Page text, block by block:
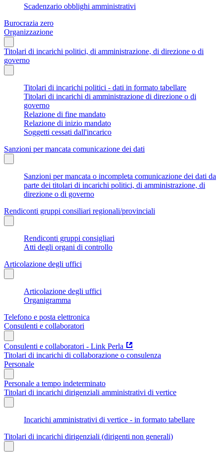
Scadenzario obblighi amministrativi
Burocrazia zero
Organizzazione
Titolari di incarichi politici, di amministrazione, di direzione o di
governo
Titolari di incarichi politici - dati in formato tabellare
Titolari di incarichi di amministrazione di direzione o di
governo
Relazione di fine mandato
Relazione di inizio mandato
Soggetti cessati dall'incarico
Sanzioni per mancata comunicazione dei dati
Sanzioni per mancata o incompleta comunicazione dei dati da
parte dei titolari di incarichi politici, di amministrazione, di
direzione o di governo
Rendiconti gruppi consiliari regionali/provinciali
Rendiconti gruppi consigliari
Atti degli organi di controllo
Articolazione degli uffici
Articolazione degli uffici
Organigramma
Telefono e posta elettronica
Consulenti e collaboratori
Consulenti e collaboratori - Link Perla
Titolari di incarichi di collaborazione o consulenza
Personale
Personale a tempo indeterminato
Titolari di incarichi dirigenziali amministrativi di vertice
Incarichi amministrativi di vertice - in formato tabellare
Titolari di incarichi dirigenziali (dirigenti non generali)